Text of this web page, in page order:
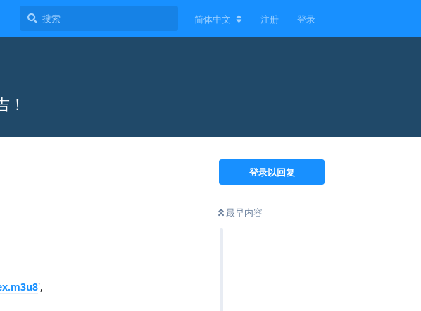
简体中文 注册 登录
！
登录以回复
最早内容
',